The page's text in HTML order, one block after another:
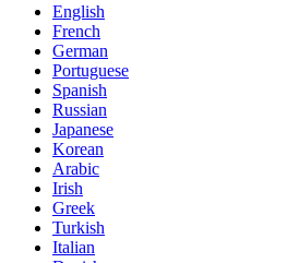
English
French
German
Portuguese
Spanish
Russian
Japanese
Korean
Arabic
Irish
Greek
Turkish
Italian